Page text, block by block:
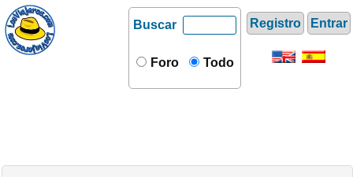
Registro Entrar
Buscar
Foro Todo